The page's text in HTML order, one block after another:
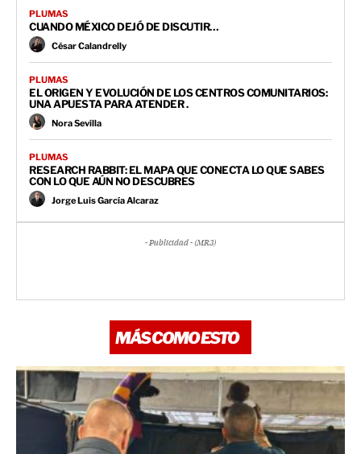
PLUMAS
CUANDO MÉXICO DEJÓ DE DISCUTIR…
César Calandrelly
PLUMAS
EL ORIGEN Y EVOLUCIÓN DE LOS CENTROS COMUNITARIOS:
UNA APUESTA PARA ATENDER .
Nora Sevilla
PLUMAS
RESEARCH RABBIT: EL MAPA QUE CONECTA LO QUE SABES
CON LO QUE AÚN NO DESCUBRES
Jorge Luis García Alcaraz
- Publicidad - (MR3)
MÁS COMO ESTO